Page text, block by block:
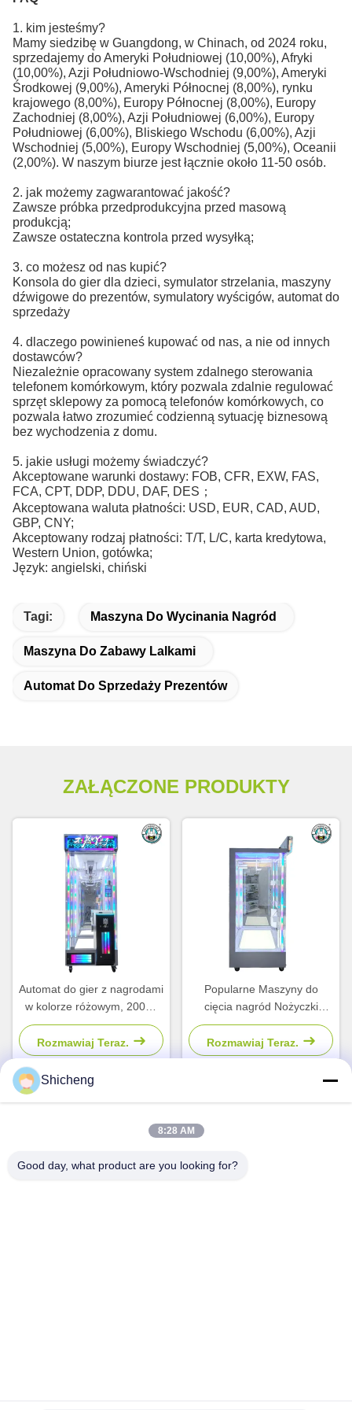
1. kim jesteśmy?
Mamy siedzibę w Guangdong, w Chinach, od 2024 roku,
sprzedajemy do Ameryki Południowej (10,00%), Afryki
(10,00%), Azji Południowo-Wschodniej (9,00%), Ameryki
Środkowej (9,00%), Ameryki Północnej (8,00%), rynku
krajowego (8,00%), Europy Północnej (8,00%), Europy
Zachodniej (8,00%), Azji Południowej (6,00%), Europy
Południowej (6,00%), Bliskiego Wschodu (6,00%), Azji
Wschodniej (5,00%), Europy Wschodniej (5,00%), Oceanii
(2,00%). W naszym biurze jest łącznie około 11-50 osób.
2. jak możemy zagwarantować jakość?
Zawsze próbka przedprodukcyjna przed masową
produkcją;
Zawsze ostateczna kontrola przed wysyłką;
3. co możesz od nas kupić?
Konsola do gier dla dzieci, symulator strzelania, maszyny
dźwigowe do prezentów, symulatory wyścigów, automat do
sprzedaży
4. dlaczego powinieneś kupować od nas, a nie od innych
dostawców?
Niezależnie opracowany system zdalnego sterowania
telefonem komórkowym, który pozwala zdalnie regulować
sprzęt sklepowy za pomocą telefonów komórkowych, co
pozwala łatwo zrozumieć codzienną sytuację biznesową
bez wychodzenia z domu.
5. jakie usługi możemy świadczyć?
Akceptowane warunki dostawy: FOB, CFR, EXW, FAS,
FCA, CPT, DDP, DDU, DAF, DES；
Akceptowana waluta płatności: USD, EUR, CAD, AUD,
GBP, CNY;
Akceptowany rodzaj płatności: T/T, L/C, karta kredytowa,
Western Union, gotówka;
Język: angielski, chiński
Tagi: Maszyna Do Wycinania Nagród
Maszyna Do Zabawy Lalkami
Automat Do Sprzedaży Prezentów
ZAŁĄCZONE PRODUKTY
Automat do gier z nagrodami
w kolorze różowym, 200W,
na prezenty, gry i zabawę
Rozmawiaj Teraz.
Popularne Maszyny do
cięcia nagród Nożyczki
Monety Operated Gry Park
rozrywki Arcade Maszyna
lalki
Rozmawiaj Teraz.
Adres
Shicheng
8:28 AM
Good day, what product are you looking for?